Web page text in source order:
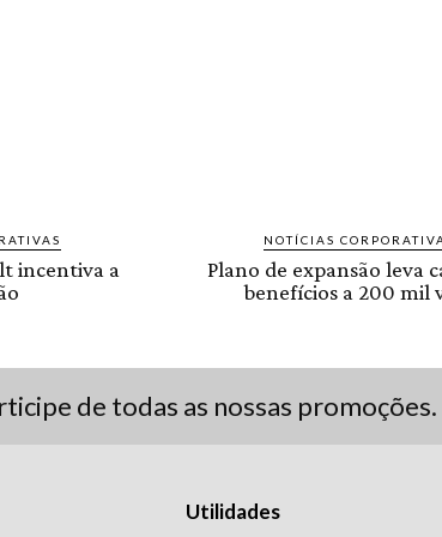
incentiva a
NOTÍCIAS
Plano de expansão leva
benefícios a 200 mil
de todas as nossas
Utilidades